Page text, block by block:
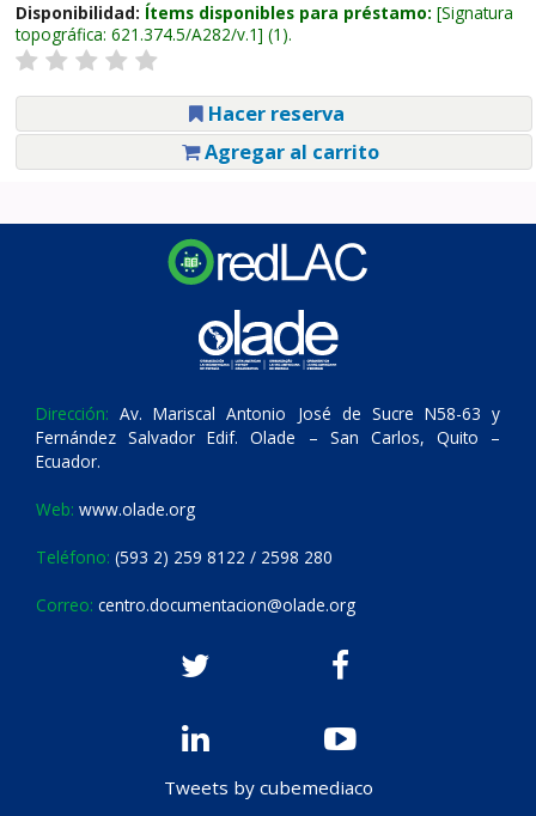
Disponibilidad: Ítems disponibles para préstamo: Signatura
topográfica: 621.374.5/A282/v.1 (1).
Hacer reserva
Agregar al carrito
Dirección: Av. Mariscal Antonio José de Sucre N58-63 y
Fernández Salvador Edif. Olade – San Carlos, Quito –
Ecuador.
Web: www.olade.org
Teléfono: (593 2) 259 8122 / 2598 280
Correo: centro.documentacion@olade.org
Tweets by cubemediaco